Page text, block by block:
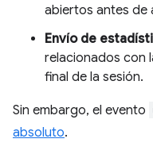
abiertos antes de
Envío de
relacionados con
final de la sesión.
Sin embargo, el evento
absoluto.